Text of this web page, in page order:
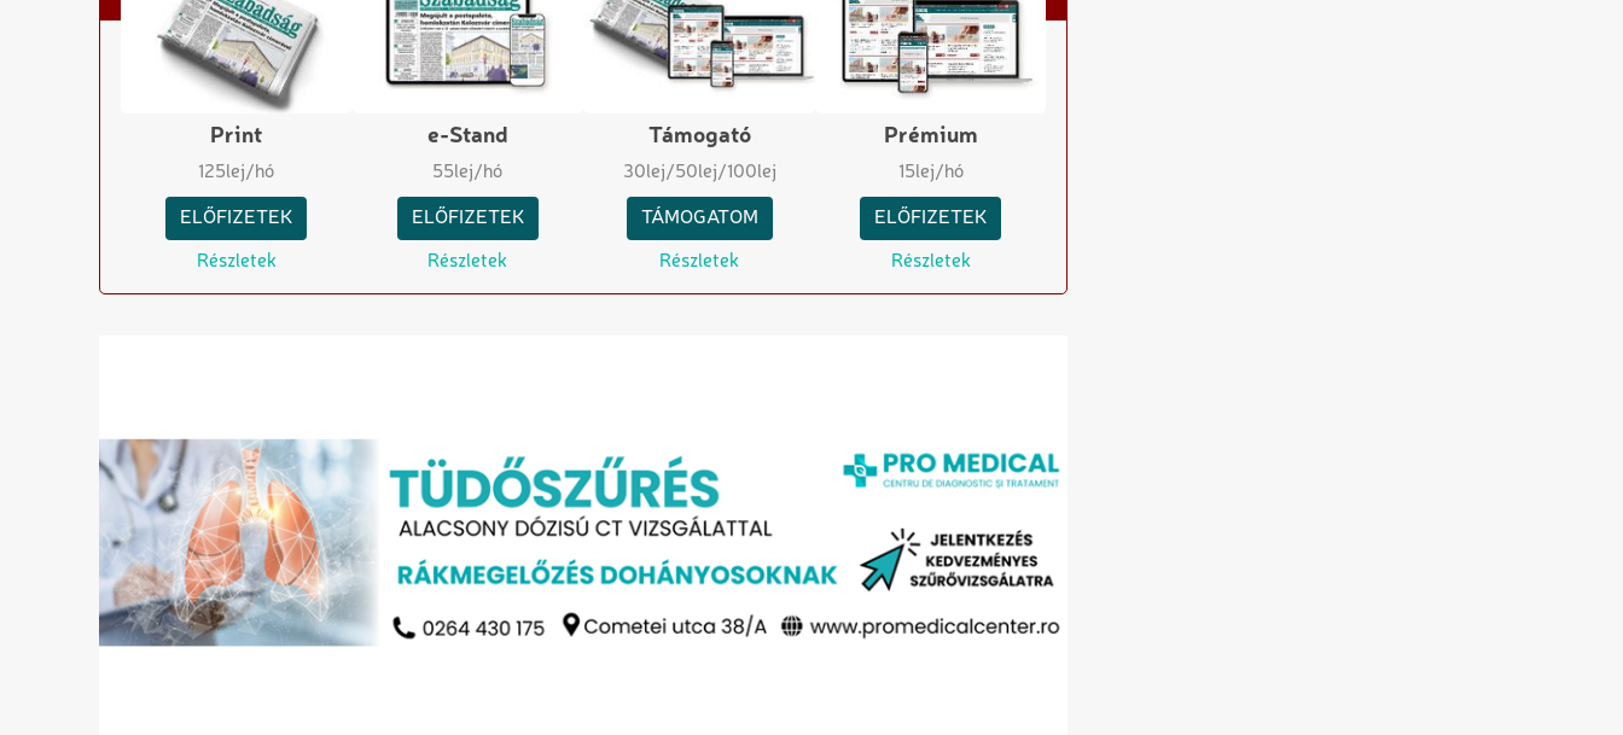
Print
125lej/hó
ELŐFIZETEK
Részletek
e-Stand
55lej/hó
ELŐFIZETEK
Részletek
Támogató
30lej/50lej/100lej
TÁMOGATOM
Részletek
Prémium
15lej/hó
ELŐFIZETEK
Részletek